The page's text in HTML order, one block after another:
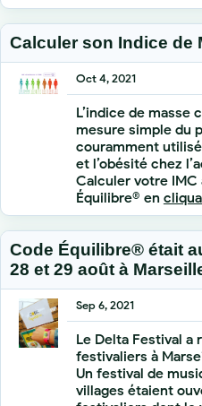
Calculer son Indice de
Oct 4, 2021
L’indice de masse
mesure simple du
couramment
et l’obésité chez
Calculer votre IMC
Équilibre® en
Code Équilibre® était
28 et 29 août à
Sep 6, 2021
Le Delta Festival a
festivaliers à
Un festival de
villages étaient